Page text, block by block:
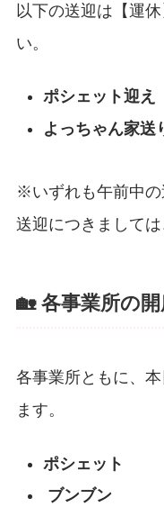
以下の送迎は【運
い。
ポシェット迎え
よっちゃん家送
※いずれも午前中
送迎につきましては
🏡 各事業所の
各事業所ともに、
ます。
ポシェット
ブンブン